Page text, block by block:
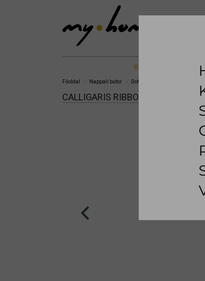
KIÁLLÍTOTT %
Főoldal Nappali bútor Dohányzóasztal
CALLIGARIS RIBBON